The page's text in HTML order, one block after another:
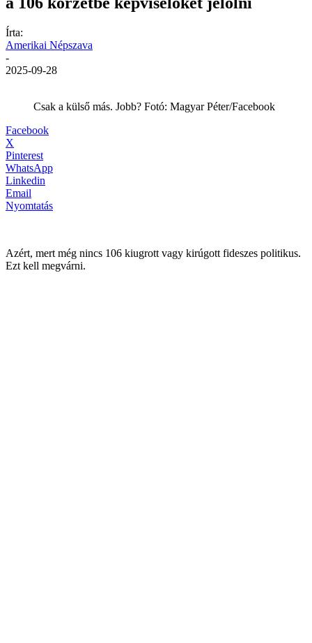
Írta:
Amerikai Népszava
-
2025-09-28
Csak a külső más. Jobb? Fotó: Magyar Péter/Facebook
Facebook
X
Pinterest
WhatsApp
Linkedin
Email
Nyomtatás
Azért, mert még nincs 106 kiugrott vagy kirúgott fideszes politikus.
Ezt kell megvárni.